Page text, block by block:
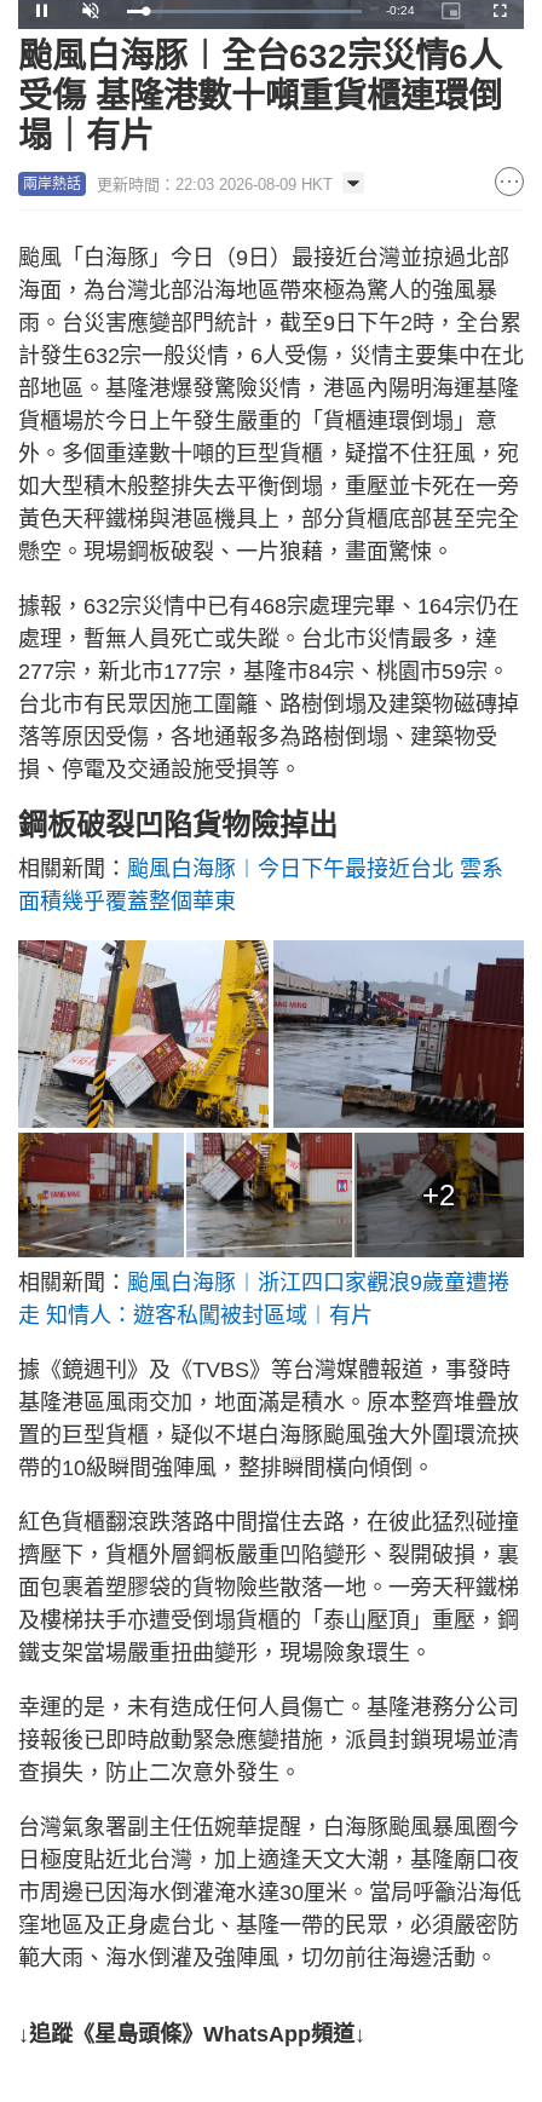
Pause Unmute Loaded:
100.00%
Remaining
Time
-0:23
Picture-
in-
Picture
颱風白海豚︱全台632宗災情6人
受傷 基隆港數十噸重貨櫃連環倒
塌｜有片
兩岸熱話 更新時間：22:03 2026-08-09 HKT
颱風「白海豚」今日（9日）最接近台灣並掠過北部
海面，為台灣北部沿海地區帶來極為驚人的強風暴
雨。台災害應變部門統計，截至9日下午2時，全台累
計發生632宗一般災情，6人受傷，災情主要集中在北
部地區。基隆港爆發驚險災情，港區內陽明海運基隆
貨櫃場於今日上午發生嚴重的「貨櫃連環倒塌」意
外。多個重達數十噸的巨型貨櫃，疑擋不住狂風，宛
如大型積木般整排失去平衡倒塌，重壓並卡死在一旁
黃色天秤鐵梯與港區機具上，部分貨櫃底部甚至完全
懸空。現場鋼板破裂、一片狼藉，畫面驚悚。
據報，632宗災情中已有468宗處理完畢、164宗仍在
處理，暫無人員死亡或失蹤。台北市災情最多，達
277宗，新北市177宗，基隆市84宗、桃園市59宗。
台北市有民眾因施工圍籬、路樹倒塌及建築物磁磚掉
落等原因受傷，各地通報多為路樹倒塌、建築物受
損、停電及交通設施受損等。
鋼板破裂凹陷貨物險掉出
相關新聞： 颱風白海豚︱今日下午最接近台北 雲系
面積幾乎覆蓋整個華東
+2
相關新聞： 颱風白海豚︱浙江四口家觀浪9歲童遭捲
走 知情人：遊客私闖被封區域︱有片
據《鏡週刊》及《TVBS》等台灣媒體報道，事發時
基隆港區風雨交加，地面滿是積水。原本整齊堆疊放
置的巨型貨櫃，疑似不堪白海豚颱風強大外圍環流挾
帶的10級瞬間強陣風，整排瞬間橫向傾倒。
紅色貨櫃翻滾跌落路中間擋住去路，在彼此猛烈碰撞
擠壓下，貨櫃外層鋼板嚴重凹陷變形、裂開破損，裏
面包裹着塑膠袋的貨物險些散落一地。一旁天秤鐵梯
及樓梯扶手亦遭受倒塌貨櫃的「泰山壓頂」重壓，鋼
鐵支架當場嚴重扭曲變形，現場險象環生。
幸運的是，未有造成任何人員傷亡。基隆港務分公司
接報後已即時啟動緊急應變措施，派員封鎖現場並清
查損失，防止二次意外發生。
台灣氣象署副主任伍婉華提醒，白海豚颱風暴風圈今
日極度貼近北台灣，加上適逢天文大潮，基隆廟口夜
市周邊已因海水倒灌淹水達30厘米。當局呼籲沿海低
窪地區及正身處台北、基隆一帶的民眾，必須嚴密防
範大雨、海水倒灌及強陣風，切勿前往海邊活動。
↓追蹤《星島頭條》WhatsApp頻道↓